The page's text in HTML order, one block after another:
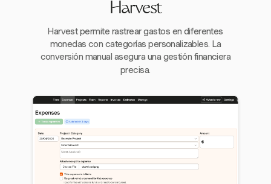
Harvest
Harvest permite rastrear gastos en diferentes
monedas con categorías personalizables. La
conversión manual asegura una gestión financiera
precisa.